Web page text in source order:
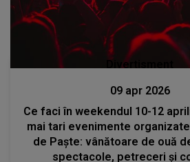
Divertisment
09 apr 2026
Ce faci în weekendul 10-12
mai tari evenimente
de Paște: vânătoare de ouă
spectacole, petreceri și